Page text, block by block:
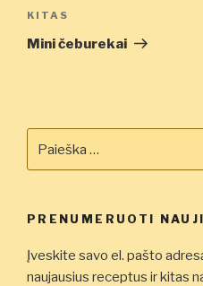
Kitas
įrašas
KITAS
Mini čeburekai
PRENUMERUOTI
Įveskite savo el. pašto
naujausius receptus ir kitas